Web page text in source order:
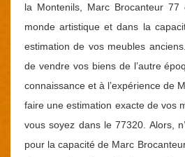
la Montenils, Marc Brocanteur
monde artistique et dans la
estimation de vos meubles
de vendre vos biens de l’autre
connaissance et à l’expérience de
faire une estimation exacte de vos
vous soyez dans le 77320. Alors,
pour la capacité de Marc